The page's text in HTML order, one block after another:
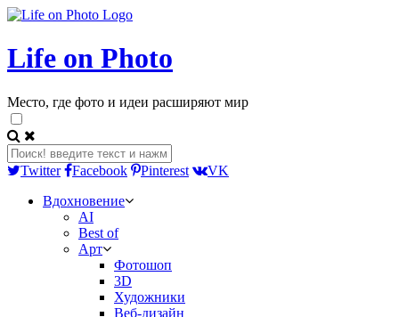
Life on Photo
Место, где фото и идеи расширяют мир
Twitter Facebook Pinterest
VK
Вдохновение
AI
Best of
Арт
Фотошоп
3D
Художники
Веб-дизайн